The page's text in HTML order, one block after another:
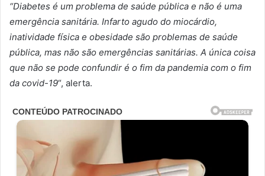
“Diabetes é um problema de saúde pública e não é uma
emergência sanitária. Infarto agudo do miocárdio,
inatividade física e obesidade são problemas de saúde
pública, mas não são emergências sanitárias. A única coisa
que não se pode confundir é o fim da pandemia com o fim
da covid-19“, alerta.